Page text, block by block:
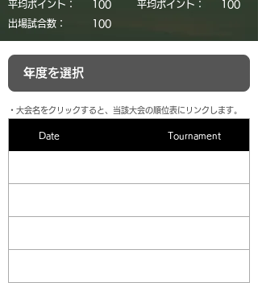
平均ポイント：
​100
​出場試合数：
​100
平均ポイント：
​100
​・大会名をクリックすると、当該大会の順位表にリンクします。
Date Tournament